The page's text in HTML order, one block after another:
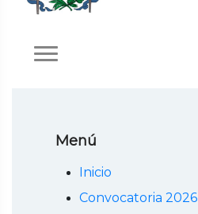
Menú
Inicio
Convocatoria 2026